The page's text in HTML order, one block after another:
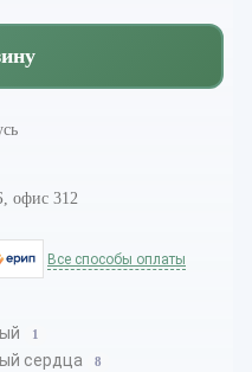
офис 312
Все способы оплаты
1
сердца 8